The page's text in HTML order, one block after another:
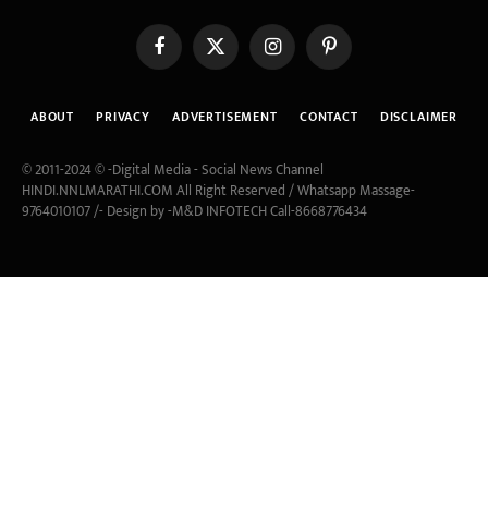
FacebookX
(Twitter)
InstagramPinterest
ABOUT PRIVACY ADVERTISEMENT CONTACT DISCLAIMER
© 2011-2024 © -Digital Media - Social News Channel
HINDI.NNLMARATHI.COM All Right Reserved / Whatsapp Massage-
9764010107 /- Design by -M&D INFOTECH Call-8668776434